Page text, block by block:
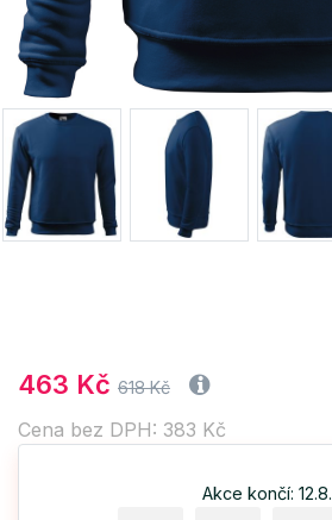
463 Kč 618 Kč
Cena bez DPH: 383 Kč
Akce končí: 12.8.